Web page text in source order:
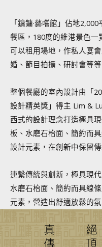
「鏞鏞·藝嚐館」佔地
餐區，180度的維港景色
可以租用場地，作私人宴
婚、節目拍攝、研討會等等
整個餐廳的室內設計由「
設計精英獎」得主 Lim &
西式的設計理念打造極具
板、水磨石枱面、簡約而
設計元素，在創新中保留
連繫傳統與創新，極具現
水磨石枱面、簡約而具線
元素，營造出舒適放鬆的氛